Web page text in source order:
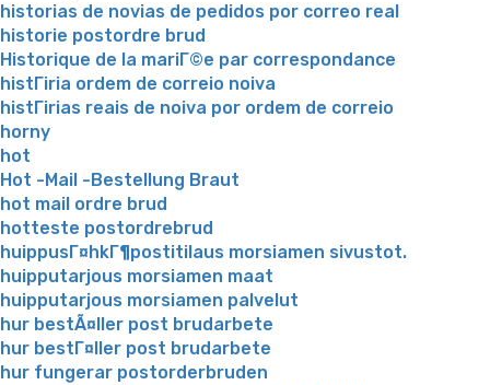
historias de novias de pedidos por correo real
historie postordre brud
Historique de la mariГ©e par correspondance
histГіria ordem de correio noiva
histГіrias reais de noiva por ordem de correio
horny
hot
Hot -Mail -Bestellung Braut
hot mail ordre brud
hotteste postordrebrud
huippusГ¤hkГ¶postitilaus morsiamen sivustot.
huipputarjous morsiamen maat
huipputarjous morsiamen palvelut
hur bestÃ¤ller post brudarbete
hur bestГ¤ller post brudarbete
hur fungerar postorderbruden